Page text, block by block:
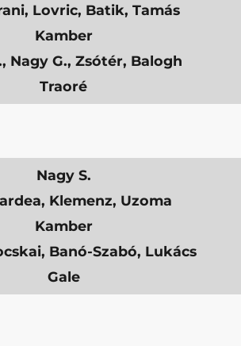
Lovric, Batik, Tamás
Kamber
Nagy G., Zsótér, Balogh
Traoré
Nagy S.
Klemenz, Uzoma
Kamber
Banó-Szabó, Lukács
Gale